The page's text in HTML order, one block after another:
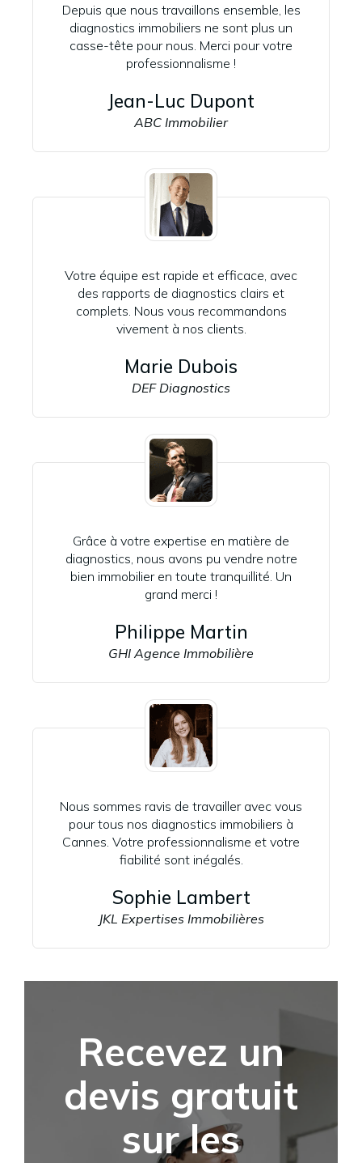
Depuis que nous travaillons ensemble, les
diagnostics immobiliers ne sont plus un
casse-tête pour nous. Merci pour votre
professionnalisme !
Jean-Luc Dupont
ABC Immobilier
Votre équipe est rapide et efficace, avec
des rapports de diagnostics clairs et
complets. Nous vous recommandons
vivement à nos clients.
Marie Dubois
DEF Diagnostics
Grâce à votre expertise en matière de
diagnostics, nous avons pu vendre notre
bien immobilier en toute tranquillité. Un
grand merci !
Philippe Martin
GHI Agence Immobilière
Nous sommes ravis de travailler avec vous
pour tous nos diagnostics immobiliers à
Cannes. Votre professionnalisme et votre
fiabilité sont inégalés.
Sophie Lambert
JKL Expertises Immobilières
Recevez un
devis gratuit
sur les